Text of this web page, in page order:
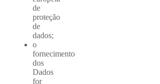
de
proteção
de
dados;
o
fornecimento
dos
Dados
for